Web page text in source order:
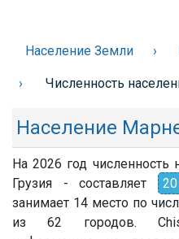
Население Земли
Численность
Население
На 2026 год численность
Грузия - составляет
занимает 14 место по
из 62 городов.